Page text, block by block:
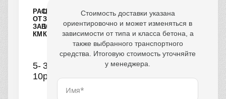
РАССТОЯНИЕ
ОТ
ЗАВОДА,
КМ
ЦЕНА
ЗА
1
КУБ
5-
10
390
руб.
Стоимость доставки указана
ориентировочно и может изменяться в
зависимости от типа и класса бетона, а
также выбранного транспортного
средства. Итоговую стоимость уточняйте
у менеджера.